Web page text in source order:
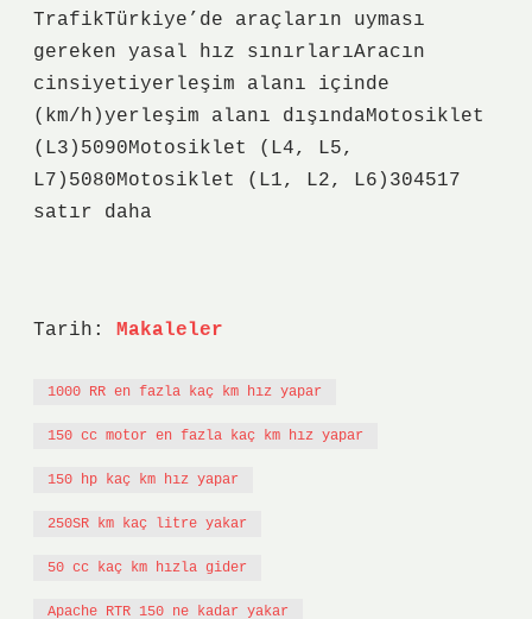
TrafikTürkiye’de araçların uyması
gereken yasal hız sınırlarıAracın
cinsiyetiyerleşim alanı içinde
(km/h)yerleşim alanı dışındaMotosiklet
(L3)5090Motosiklet (L4, L5,
L7)5080Motosiklet (L1, L2, L6)304517
satır daha
Tarih: Makaleler
1000 RR en fazla kaç km hız yapar
150 cc motor en fazla kaç km hız yapar
150 hp kaç km hız yapar
250SR km kaç litre yakar
50 cc kaç km hızla gider
Apache RTR 150 ne kadar yakar